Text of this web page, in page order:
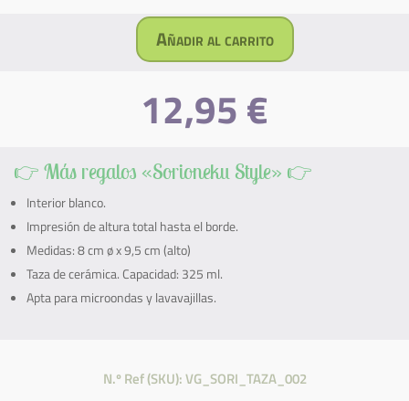
Taza:
cantidad
Añadir al carrito
12,95€
👉 Más regalos «Sorioneku Style» 👉
Interior blanco.
Impresión de altura total hasta el borde.
Medidas: 8 cm ø x 9,5 cm (alto)
Taza de cerámica. Capacidad: 325 ml.
Apta para microondas y lavavajillas.
N.º Ref (SKU): VG_SORI_TAZA_002